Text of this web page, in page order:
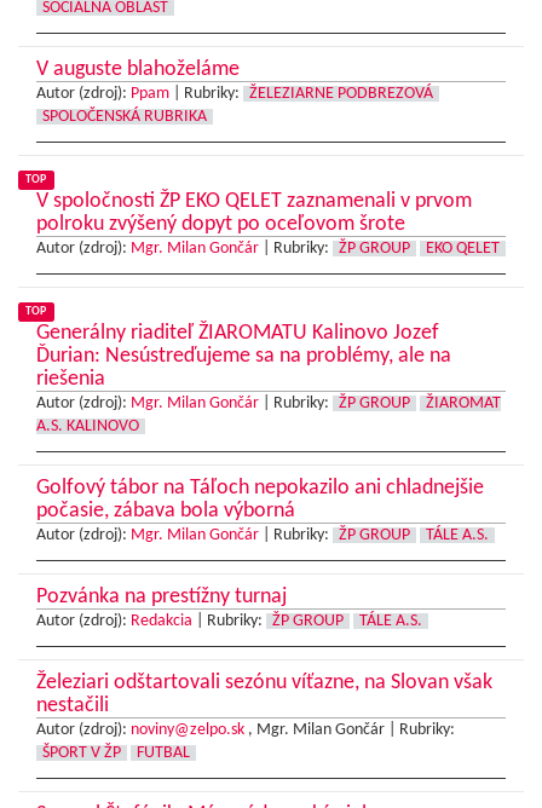
SOCIÁLNA OBLASŤ
V auguste blahoželáme
Autor (zdroj): Ppam Rubriky:
ŽELEZIARNE PODBREZOVÁ
SPOLOČENSKÁ RUBRIKA
TOP
V spoločnosti ŽP EKO QELET zaznamenali v prvom
polroku zvýšený dopyt po oceľovom šrote
Autor (zdroj): Mgr. Milan Gončár Rubriky: ŽP GROUP EKO QELET
TOP
Generálny riaditeľ ŽIAROMATU Kalinovo Jozef
Ďurian: Nesústreďujeme sa na problémy, ale na
riešenia
Autor (zdroj): Mgr. Milan Gončár Rubriky: ŽP GROUP
ŽIAROMAT
A.S. KALINOVO
Golfový tábor na Táľoch nepokazilo ani chladnejšie
počasie, zábava bola výborná
Autor (zdroj): Mgr. Milan Gončár Rubriky: ŽP GROUP TÁLE A.S.
Pozvánka na prestížny turnaj
Autor (zdroj): Redakcia Rubriky: ŽP GROUP TÁLE A.S.
Železiari odštartovali sezónu víťazne, na Slovan však
nestačili
Autor (zdroj): noviny@zelpo.sk , Mgr. Milan Gončár |
Rubriky:
ŠPORT V ŽP
FUTBAL